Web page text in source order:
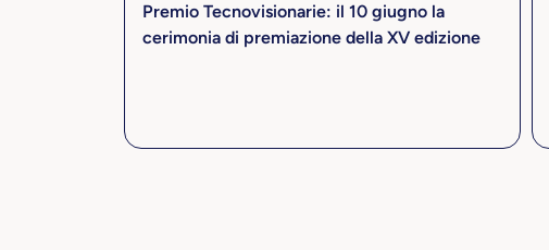
Premio Tecnovisionarie: il 10 giugno la
cerimonia di premiazione della XV edizione